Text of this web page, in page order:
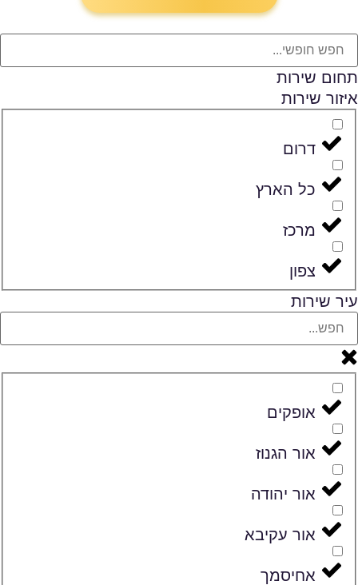
תחום שירות
איזור שירות
דרום
כל הארץ
מרכז
צפון
עיר שירות
אופקים
אור הגנוז
אור יהודה
אור עקיבא
אחיסמך